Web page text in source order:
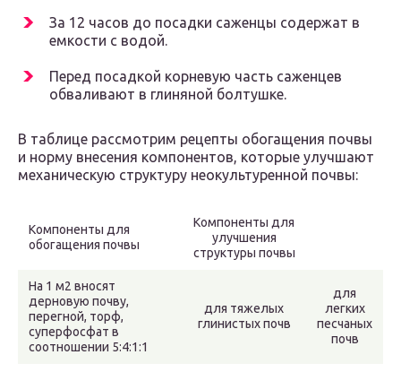
За 12 часов до посадки саженцы содержат в
емкости с водой.
Перед посадкой корневую часть саженцев
обваливают в глиняной болтушке.
В таблице рассмотрим рецепты обогащения почвы
и норму внесения компонентов, которые улучшают
механическую структуру неокультуренной почвы:
Компоненты для
обогащения почвы
Компоненты для
улучшения
структуры почвы
На 1 м2 вносят
дерновую почву,
перегной, торф,
суперфосфат в
соотношении 5:4:1:1
для тяжелых
глинистых почв
для
легких
песчаных
почв